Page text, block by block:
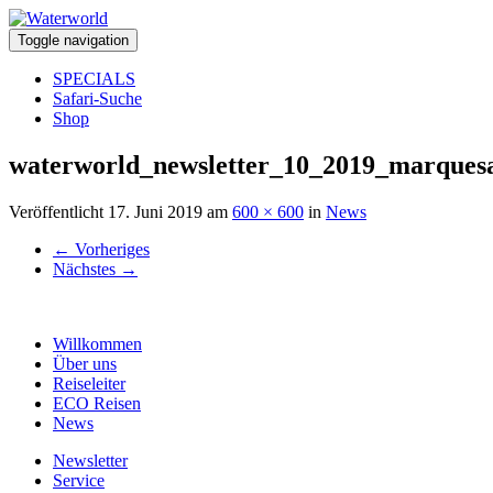
Toggle navigation
SPECIALS
Safari-Suche
Shop
Veröffentlicht 17. Juni 2019 am 600 × 600 in News
← Vorheriges
Nächstes →
Willkommen
Über uns
Reiseleiter
ECO Reisen
News
Newsletter
Service